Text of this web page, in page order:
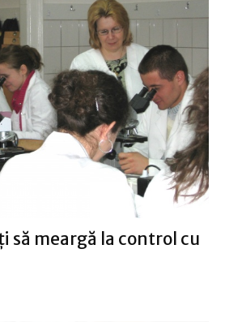
să meargă la control cu